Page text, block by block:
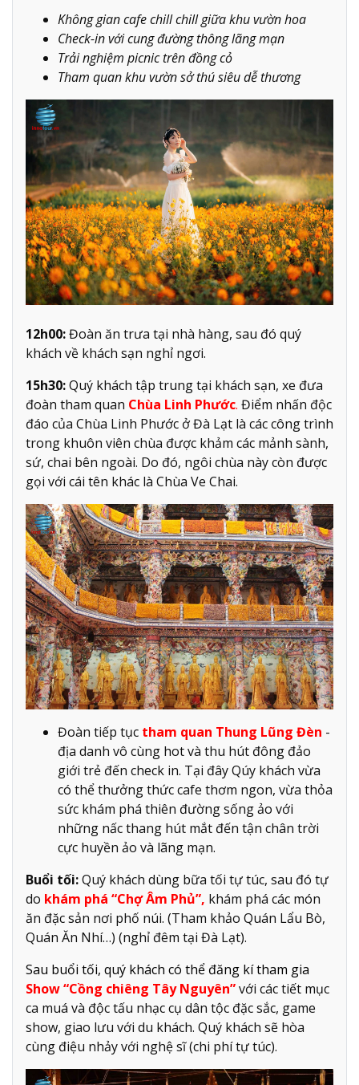
​Không gian cafe chill chill giữa khu vườn hoa
Check-in với cung đường thông lãng mạn
Trải nghiệm picnic trên đồng cỏ
Tham quan khu vườn sở thú siêu dễ thương
12h00:Đoàn ăn trưa tại nhà hàng, sau đó quý
khách về khách sạn nghỉ ngơi.
15h30:Quý khách tập trung tại khách sạn, xe đưa
đoàn tham quan Chùa Linh Phước. Điểm nhấn độc
đáo của Chùa Linh Phước ở Đà Lạt là các công trình
trong khuôn viên chùa được khảm các mảnh sành,
sứ, chai bên ngoài. Do đó, ngôi chùa này còn được
gọi với cái tên khác là Chùa Ve Chai.
Đoàn tiếp tục tham quan Thung Lũng Đèn -
địa danh vô cùng hot và thu hút đông đảo
giới trẻ đến check in. Tại đây Qúy khách vừa
có thể thưởng thức cafe thơm ngon, vừa thỏa
sức khám phá thiên đường sống ảo với
những nấc thang hút mắt đến tận chân trời
cực huyền ảo và lãng mạn.
Buổi tối:Quý khách dùng bữa tối tự túc, sau đó tự
do khám phá “Chợ Âm Phủ”, khám phá các món
ăn đặc sản nơi phố núi. (Tham khảo Quán Lẩu Bò,
Quán Ăn Nhí…) (nghỉ đêm tại Đà Lạt).
Sau buổi tối, quý khách có thể đăng kí tham gia
Show “Cồng chiêng Tây Nguyên”với các tiết mục
ca muá và độc tấu nhạc cụ dân tộc đặc sắc, game
show, giao lưu với du khách. Quý khách sẽ hòa
cùng điệu nhảy với nghệ sĩ (chi phí tự túc).